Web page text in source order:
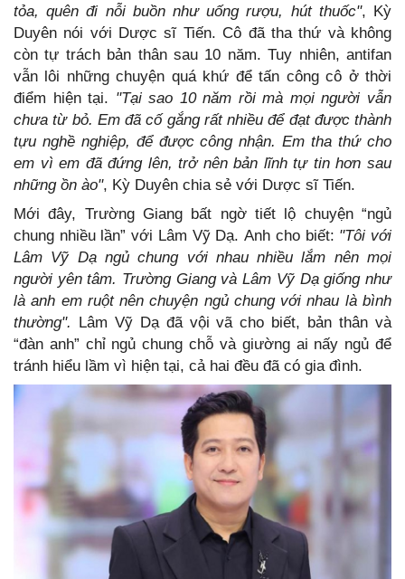
tỏa, quên đi nỗi buồn như uống rượu, hút thuốc", Kỳ
Duyên nói với Dược sĩ Tiến. Cô đã tha thứ và không
còn tự trách bản thân sau 10 năm. Tuy nhiên, antifan
vẫn lôi những chuyện quá khứ để tấn công cô ở thời
điểm hiện tại. "Tại sao 10 năm rồi mà mọi người vẫn
chưa từ bỏ. Em đã cố gắng rất nhiều để đạt được thành
tựu nghề nghiệp, để được công nhận. Em tha thứ cho
em vì em đã đứng lên, trở nên bản lĩnh tự tin hơn sau
những ồn ào", Kỳ Duyên chia sẻ với Dược sĩ Tiến.
Mới đây, Trường Giang bất ngờ tiết lộ chuyện “ngủ
chung nhiều lần” với Lâm Vỹ Dạ. Anh cho biết: "Tôi với
Lâm Vỹ Dạ ngủ chung với nhau nhiều lắm nên mọi
người yên tâm. Trường Giang và Lâm Vỹ Dạ giống như
là anh em ruột nên chuyện ngủ chung với nhau là bình
thường".
Lâm Vỹ Dạ đã vội vã cho biết, bản thân và
“đàn anh” chỉ ngủ chung chỗ và giường ai nấy ngủ để
tránh hiểu lầm vì hiện tại, cả hai đều đã có gia đình.